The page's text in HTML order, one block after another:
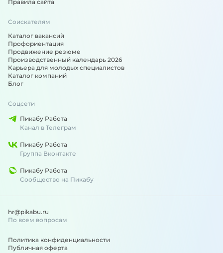
Правила сайта
Соискателям
Каталог вакансий
Профориентация
Продвижение резюме
Производственный календарь 2026
Карьера для молодых специалистов
Каталог компаний
Блог
Соцсети
Пикабу Работа
Канал в Телеграм
Пикабу Работа
Группа Вконтакте
Пикабу Работа
Сообщество на Пикабу
hr@pikabu.ru
По всем вопросам
Политика конфиденциальности
Публичная оферта